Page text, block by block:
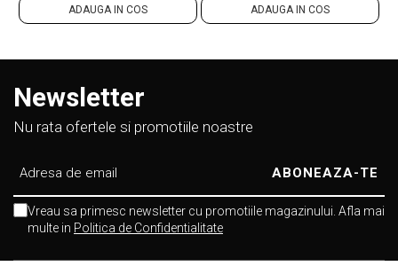
ADAUGA IN COS ADAUGA IN COS
Newsletter
Nu rata ofertele si promotiile noastre
Vreau sa primesc newsletter cu promotiile magazinului. Afla mai
multe in Politica de Confidentialitate